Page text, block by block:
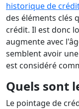
historique de
des éléments clés
crédit. Il est donc
augmente avec
semblent avoir
est considéré
Quels sont
Le pointage de